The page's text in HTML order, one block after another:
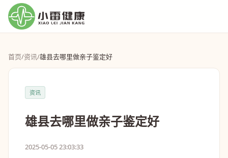
首页/资讯/雄县去哪里做亲子鉴定好
资讯
雄县去哪里做亲子鉴定好
2025-05-05 23:03:33